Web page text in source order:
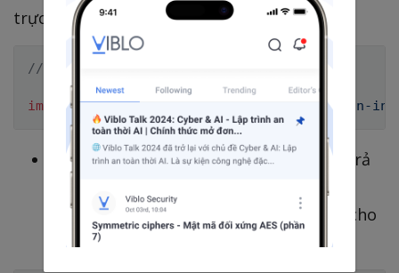
trực tiếp vào stories
// src/Button.stories.js
import { withInfo '@storybook/addon-
withInfosẽ wrap toàn bộ callback mà trả
về Component cùng với đó truyền vào
description chi tiết hơn và có thể style cho
phần thông tin này: